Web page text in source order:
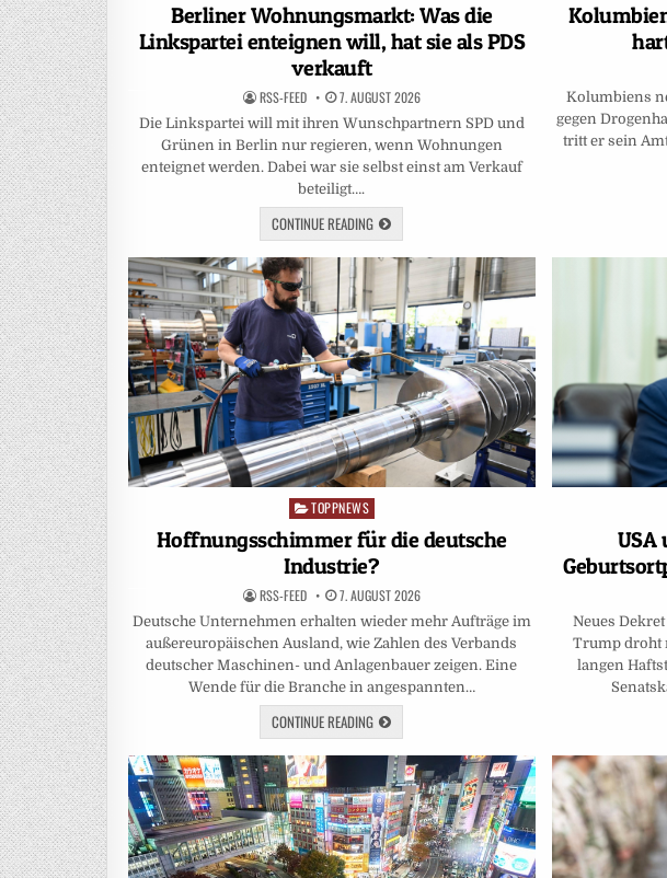
Berliner Wohnungsmarkt: Was die
Linkspartei enteignen will, hat sie als PDS
verkauft
RSS-FEED 7. AUGUST 2026
Die Linkspartei will mit ihren Wunschpartnern SPD und
Grünen in Berlin nur regieren, wenn Wohnungen
enteignet werden. Dabei war sie selbst einst am Verkauf
beteiligt….
CONTINUE READING
Kolumbiens
gegen
tritt er sein
Posted
in
TOPPNEWS
Hoffnungsschimmer für die deutsche
Industrie?
RSS-FEED 7. AUGUST 2026
Deutsche Unternehmen erhalten wieder mehr Aufträge im
außereuropäischen Ausland, wie Zahlen des Verbands
deutscher Maschinen- und Anlagenbauer zeigen. Eine
Wende für die Branche in angespannten…
CONTINUE READING
Neues
Trump droht
langen